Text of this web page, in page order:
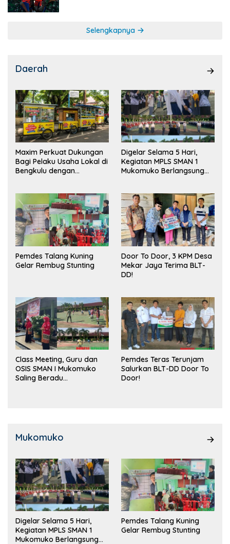
Selengkapnya
Daerah
Maxim Perkuat Dukungan
Bagi Pelaku Usaha Lokal di
Bengkulu dengan
Pasar
Digelar Selama 5 Hari,
Kegiatan MPLS SMAN 1
Mukomuko Berlangsung
Pemdes Talang Kuning
Gelar Rembug Stunting
Door To Door, 3 KPM Desa
Mekar Jaya Terima BLT-
DD!
Class Meeting, Guru dan
OSIS SMAN I Mukomuko
Saling Beradu
Pemdes Teras Terunjam
Salurkan BLT-DD Door To
Door!
Mukomuko
Digelar Selama 5 Hari,
Kegiatan MPLS SMAN 1
Mukomuko Berlangsung
Pemdes Talang Kuning
Gelar Rembug Stunting